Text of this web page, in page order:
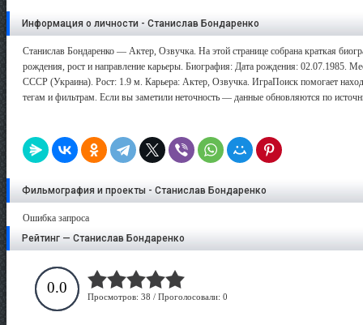
Информация о личности - Станислав Бондаренко
Станислав Бондаренко — Актер, Озвучка. На этой странице собрана краткая
рождения, рост и направление карьеры. Биография: Дата рождения: 02.07.1985.
СССР (Украина). Рост: 1.9 м. Карьера: Актер, Озвучка. ИграПоиск помогает
тегам и фильтрам. Если вы заметили неточность — данные обновляются по
Фильмография и проекты - Станислав Бондаренко
Ошибка запроса
Рейтинг — Станислав Бондаренко
0.0
Просмотров: 38 / Проголосовали: 0